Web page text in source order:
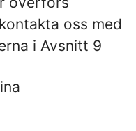
oss med
i Avsnitt 9